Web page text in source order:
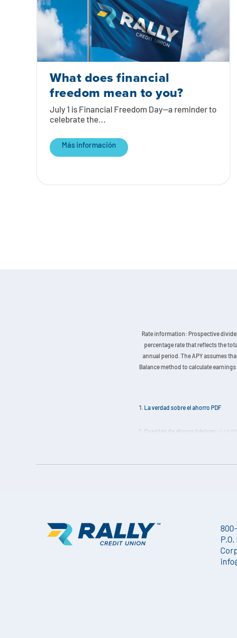
What does financial
freedom mean to you?
July 1 is Financial Freedom Day—a reminder to
celebrate the...
Más información
Rate information: Prospective
percentage rate that reflects the
annual period. The APY assumes
Balance method to calculate
La verdad sobre el ahorro PDF
Cuentas de ahorro básicas
- Los
(APY) son las tasas y rendimientos